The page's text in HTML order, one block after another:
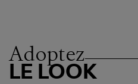
Adoptez
LE LOOK